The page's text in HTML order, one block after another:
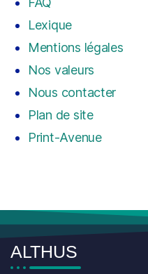
Lexique
Mentions légales
Nos valeurs
Nous contacter
Plan de site
Print-Avenue
ALTHUS